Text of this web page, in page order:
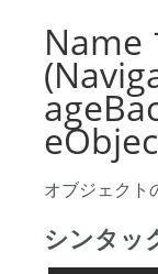
Name
オブジェクト
シンタッ